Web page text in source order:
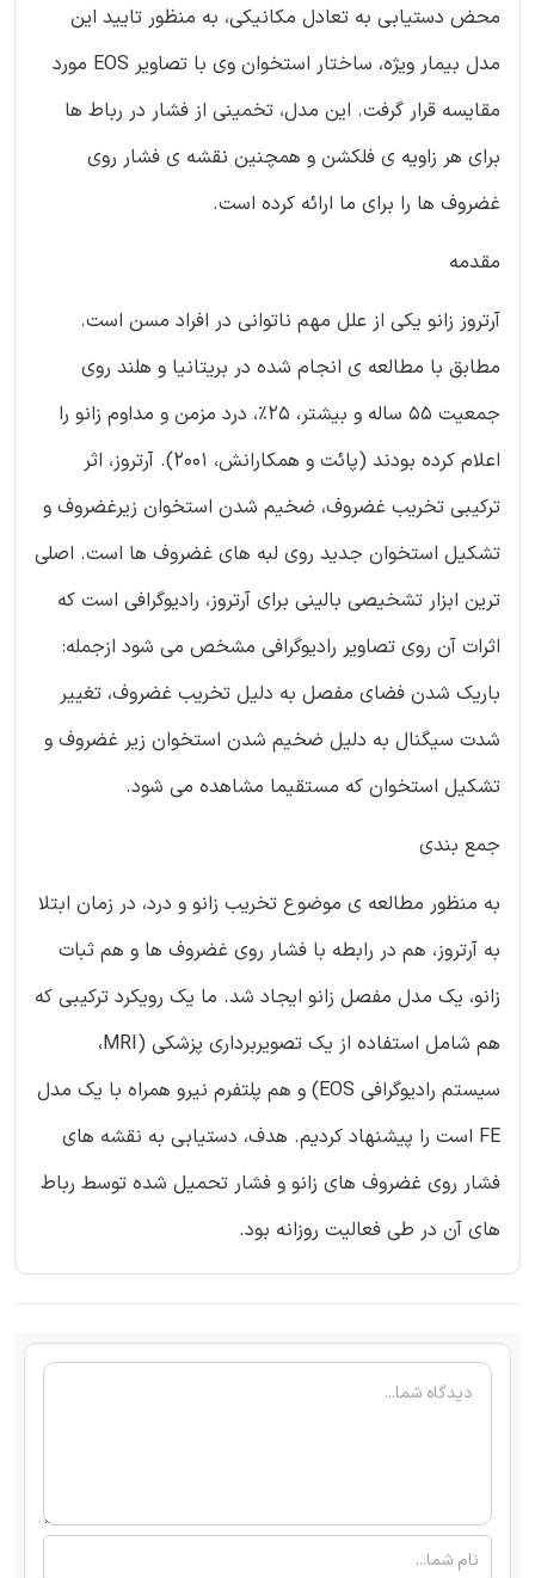
محض دستیابی به تعادل مکانیکی، به منظور تایید این
مدل بیمار ویژه، ساختار استخوان وی با تصاویر EOS مورد
مقایسه قرار گرفت. این مدل، تخمینی از فشار در رباط ها
برای هر زاویه ی فلکشن و همچنین نقشه ی فشار روی
غضروف ها را برای ما ارائه کرده است.
مقدمه
آرتروز زانو یکی از علل مهم ناتوانی در افراد مسن است.
مطابق با مطالعه ی انجام شده در بریتانیا و هلند روی
جمعیت 55 ساله و بیشتر، 25%، درد مزمن و مداوم زانو را
اعلام کرده بودند (پائت و همکارانش، 2001). آرتروز، اثر
ترکیبی تخریب غضروف، ضخیم شدن استخوان زیرغضروف و
تشکیل استخوان جدید روی لبه های غضروف ها است. اصلی
ترین ابزار تشخیصی بالینی برای آرتروز، رادیوگرافی است که
اثرات آن روی تصاویر رادیوگرافی مشخص می شود ازجمله:
باریک شدن فضای مفصل به دلیل تخریب غضروف، تغییر
شدت سیگنال به دلیل ضخیم شدن استخوان زیر غضروف و
تشکیل استخوان که مستقیما مشاهده می شود.
جمع بندی
به منظور مطالعه ی موضوع تخریب زانو و درد، در زمان ابتلا
به آرتروز، هم در رابطه با فشار روی غضروف ها و هم ثبات
زانو، یک مدل مفصل زانو ایجاد شد. ما یک رویکرد ترکیبی که
هم شامل استفاده از یک تصویربرداری پزشکی (MRI،
سیستم رادیوگرافی EOS) و هم پلتفرم نیرو همراه با یک مدل
FE است را پیشنهاد کردیم. هدف، دستیابی به نقشه های
فشار روی غضروف های زانو و فشار تحمیل شده توسط رباط
های آن در طی فعالیت روزانه بود.